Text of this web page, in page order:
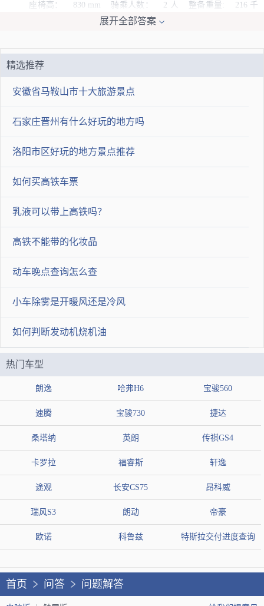
座椅高： 830 mm 骑乘人数： 2 人 整备重量: 216 千
克 空车重量： 千克 油箱容量： 17 升扩展资料：五羊摩
品牌，联合标，属于合资车。。
车迷有木有
2022-11-17 18:32:45
国产h2国产双杠车值得够买这款车搭载一款双缸水冷电喷发动
机，前双盘四活塞碟刹，后单盘单活塞碟刹并配套有abs防抱死
系统,除此以外一些主流的基础配置都有装备。但这款车有个致
命的缺点整备质量过重，座高太高。不管是国产川崎和国产双
r，大多数国产摩托车使用的发动机都是维森克双缸发动机，直
白一点说，心脏是一样的，只不过外观不一样，驾驶姿势不一
样，所以说，只要外观你觉得喜欢，就买你喜欢的那个，毕竟它
们心脏是一样的。。
2022-11-17 22:25:12
我有更好答案 我要提问
提交答案
展开全部答案
精选推荐
安徽省马鞍山市十大旅游景点
石家庄晋州有什么好玩的地方吗
洛阳市区好玩的地方景点推荐
如何买高铁车票
乳液可以带上高铁吗？
高铁不能带的化妆品
动车晚点查询怎么查
小车除雾是开暖风还是冷风
如何判断发动机烧机油
热门车型
朗逸 哈弗H6 宝骏560
速腾 宝骏730 捷达
桑塔纳 英朗 传祺GS4
卡罗拉 福睿斯 轩逸
途观 长安CS75 昂科威
瑞风S3 朗动 帝豪
欧诺 科鲁兹 特斯拉交付进度查询
首页 问答 问题解答